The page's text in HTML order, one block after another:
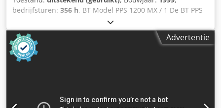
bedrijfsturen: 356 h, BT Model PPS 1200 MX / 1 De BT PPS
1200 MX / 1 is een elektrisch aangedreven stapelaar van
de fabrikant BT, ontworpen voor intern materiaaltransport.
Dit model kenmerkt zich door zijn compacte constructie en
hoge wendbaarheid, waardoor hij bijzonder geschikt is
voor gebruik in smalle magazijnruimtes, winkels en kleine
elektromotor Batterij: 24V Bouwjaar: 1999 Bedrijfsuren: ca.
Advertentie